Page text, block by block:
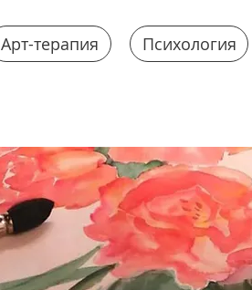
Арт-терапия Психология